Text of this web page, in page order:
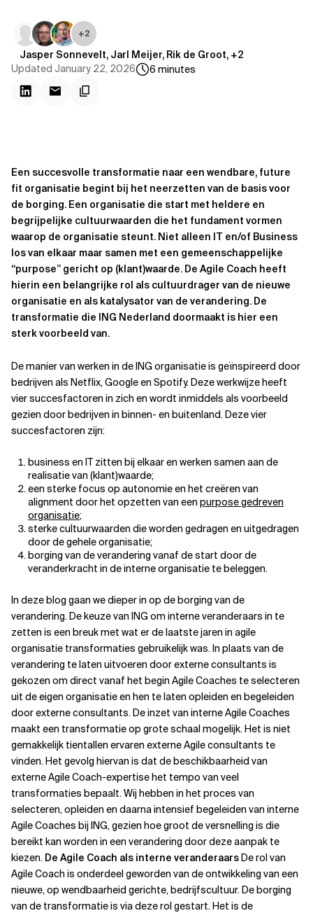
Related Topics
+2
Jasper Sonnevelt, Jarl Meijer, Rik de Groot, +2
Updated January 22, 2026 6 minutes
Een succesvolle transformatie naar een wendbare, future
fit organisatie begint bij het neerzetten van de basis voor
de borging. Een organisatie die start met heldere en
begrijpelijke cultuurwaarden die het fundament vormen
waarop de organisatie steunt. Niet alleen IT en/of Business
los van elkaar maar samen met een gemeenschappelijke
“purpose” gericht op (klant)waarde. De Agile Coach heeft
hierin een belangrijke rol als cultuurdrager van de nieuwe
organisatie en als katalysator van de verandering. De
transformatie die ING Nederland doormaakt is hier een
sterk voorbeeld van.
De manier van werken in de ING organisatie is geïnspireerd door
bedrijven als Netflix, Google en Spotify.Deze werkwijze heeft
vier succesfactoren in zich en wordt inmiddels als voorbeeld
gezien door bedrijven in binnen- en buitenland. Deze vier
succesfactoren zijn:
business en IT zitten bij elkaar en werken samen aan de
realisatie van (klant)waarde;
een sterke focus op autonomie en het creëren van
alignment door het opzetten van een purpose gedreven
organisatie;
sterke cultuurwaarden die worden gedragen en uitgedragen
door de gehele organisatie;
borging van de verandering vanaf de start door de
veranderkracht in de interne organisatie te beleggen.
In deze blog gaan we dieper in op de borging van de
verandering.De keuze van ING om interne veranderaars in te
zetten is een breuk met wat er de laatste jaren in agile
organisatie transformaties gebruikelijk was. In plaats van de
verandering te laten uitvoeren door externe consultants is
gekozen om direct vanaf het begin Agile Coaches te selecteren
uit de eigen organisatie en hen te laten opleiden en begeleiden
door externe consultants. De inzet van interne Agile Coaches
maakt een transformatie op grote schaal mogelijk. Het is niet
gemakkelijk tientallen ervaren externe Agile consultants te
vinden. Het gevolg hiervan is dat de beschikbaarheid van
externe Agile Coach-expertise het tempo van veel
transformaties bepaalt.Wij hebben in het proces van
selecteren, opleiden en daarna intensief begeleiden van interne
Agile Coaches bij ING, gezien hoe groot de versnelling is die
bereikt kan worden in een verandering door deze aanpak te
kiezen. De Agile Coach als interne veranderaarsDe rol van
Agile Coach is onderdeel geworden van de ontwikkeling van een
nieuwe, op wendbaarheid gerichte, bedrijfscultuur. De borging
van de transformatie is via deze rol gestart. Het is de